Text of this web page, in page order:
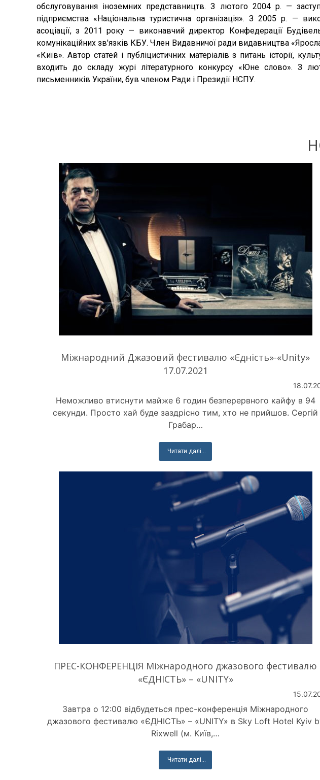
обслуговування іноземних представництв. З лютого 2004 р. —
підприємства «Національна туристична організація». З 2005 р. —
асоціації, з 2011 року — виконавчий директор Конфедерації
комунікаційних зв'язків КБУ. Член Видавничої ради видавництва
«Київ». Автор статей і публіцистичних матеріалів з питань історії,
входить до складу журі літературного конкурсу «Юне слово». З
письменників України, був членом Ради і Президії НСПУ.
Міжнародний Джазовий фестивалю «Єдність»-«Unity»
17.07.2021
Неможливо втиснути майже 6 годин безперервного кайфу в 94
секунди. Просто хай буде заздрісно тим, хто не прийшов. Сергій
Грабар…
Читати далі...
ПРЕС-КОНФЕРЕНЦІЯ Міжнародного джазового фестивалю
«ЄДНІСТЬ» – «UNITY»
Завтра о 12:00 відбудеться прес-конференція Міжнародного
джазового фестивалю «ЄДНІСТЬ» – «UNITY» в Sky Loft Hotel Kyiv
Rixwell (м. Київ,…
Читати далі...